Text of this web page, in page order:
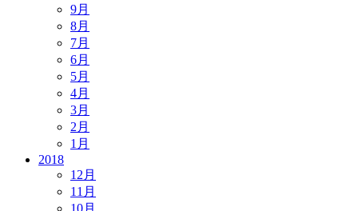
9月
8月
7月
6月
5月
4月
3月
2月
1月
2018
12月
11月
10月